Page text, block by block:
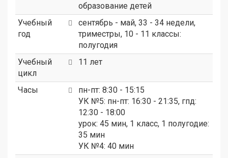
образование детей
Учебный
год
сентябрь - май, 33 - 34 недели,
триместры, 10 - 11 классы:
полугодия
Учебный
цикл
11 лет
Часы
пн-пт: 8:30 - 15:15
УК №5: пн-пт: 16:30 - 21:35, гпд:
12:30 - 18:00
урок: 45 мин, 1 класс, 1 полугодие:
35 мин
УК №4: 40 мин